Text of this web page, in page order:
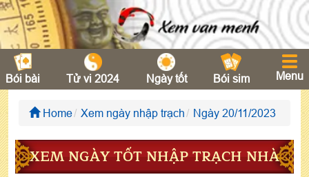
Bói bài Tử vi 2024 Ngày tốt Bói sim Menu
Home Xem ngày nhập trạch Ngày 20/11/2023
XEM NGÀY TỐT NHẬP TRẠCH NHÀ